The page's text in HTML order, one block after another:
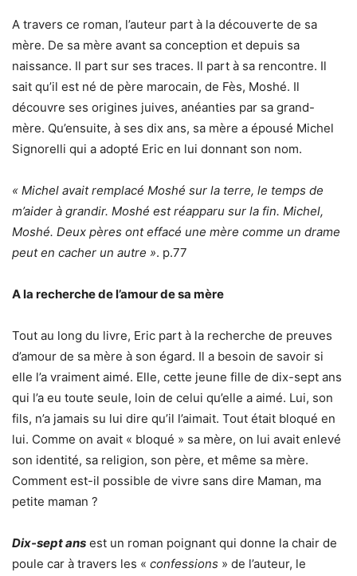
A travers ce roman, l’auteur part à la découverte de sa
mère. De sa mère avant sa conception et depuis sa
naissance. Il part sur ses traces. Il part à sa rencontre. Il
sait qu’il est né de père marocain, de Fès, Moshé. Il
découvre ses origines juives, anéanties par sa grand-
mère. Qu’ensuite, à ses dix ans, sa mère a épousé Michel
Signorelli qui a adopté Eric en lui donnant son nom.
« Michel avait remplacé Moshé sur la terre, le temps de
m’aider à grandir. Moshé est réapparu sur la fin. Michel,
Moshé. Deux pères ont effacé une mère comme un drame
peut en cacher un autre ». p.77
A la recherche de l’amour de sa mère
Tout au long du livre, Eric part à la recherche de preuves
d’amour de sa mère à son égard. Il a besoin de savoir si
elle l’a vraiment aimé. Elle, cette jeune fille de dix-sept ans
qui l’a eu toute seule, loin de celui qu’elle a aimé. Lui, son
fils, n’a jamais su lui dire qu’il l’aimait. Tout était bloqué en
lui. Comme on avait « bloqué » sa mère, on lui avait enlevé
son identité, sa religion, son père, et même sa mère.
Comment est-il possible de vivre sans dire Maman, ma
petite maman ?
Dix-sept ans est un roman poignant qui donne la chair de
poule car à travers les « confessions » de l’auteur, le